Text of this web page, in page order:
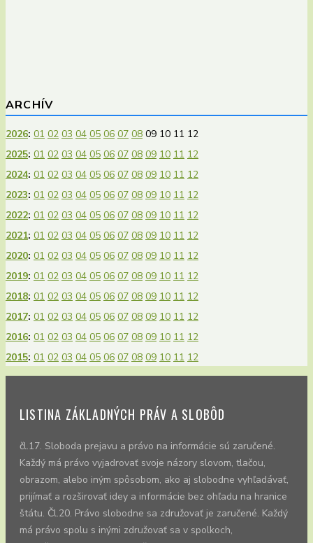
ARCHÍV
2026: 01 02 03 04 05 06 07 08 09 10 11 12
2025: 01 02 03 04 05 06 07 08 09 10 11 12
2024: 01 02 03 04 05 06 07 08 09 10 11 12
2023: 01 02 03 04 05 06 07 08 09 10 11 12
2022: 01 02 03 04 05 06 07 08 09 10 11 12
2021: 01 02 03 04 05 06 07 08 09 10 11 12
2020: 01 02 03 04 05 06 07 08 09 10 11 12
2019: 01 02 03 04 05 06 07 08 09 10 11 12
2018: 01 02 03 04 05 06 07 08 09 10 11 12
2017: 01 02 03 04 05 06 07 08 09 10 11 12
2016: 01 02 03 04 05 06 07 08 09 10 11 12
2015: 01 02 03 04 05 06 07 08 09 10 11 12
LISTINA ZÁKLADNÝCH PRÁV A SLOBÔD
čl.17. Sloboda prejavu a právo na informácie sú zaručené.
Každý má právo vyjadrovať svoje názory slovom, tlačou,
obrazom, alebo iným spôsobom, ako aj slobodne vyhľadávať,
prijímať a rozširovať idey a informácie bez ohľadu na hranice
štátu. Čl.20. Právo slobodne sa združovať je zaručené. Každý
má právo spolu s inými združovať sa v spolkoch,